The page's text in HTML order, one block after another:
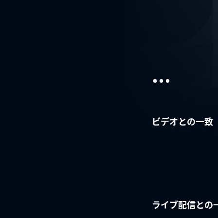
...
ビデオとの一致
ライブ配信との